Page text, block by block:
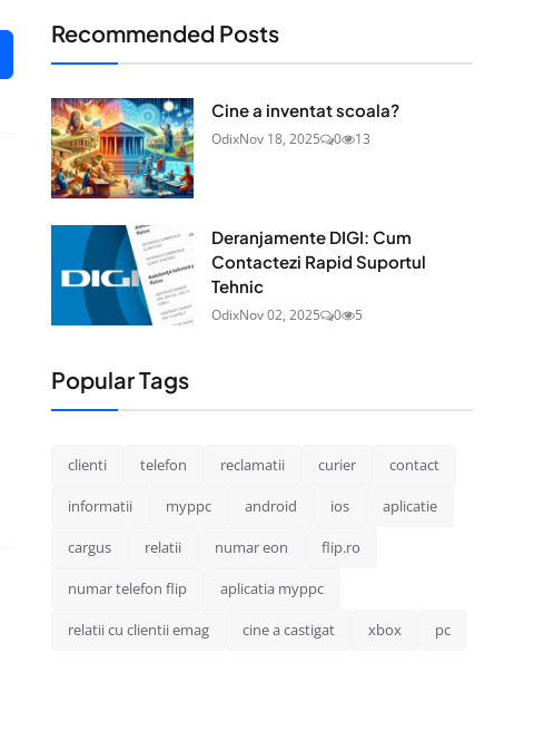
Recommended Posts
Cine a inventat scoala?
OdixNov 18, 2025 0 13
Deranjamente DIGI: Cum
Contactezi Rapid Suportul
Tehnic
OdixNov 02, 2025 0 5
Popular Tags
clienti telefon reclamatii curier contact
informatii myppc android ios aplicatie
cargus relatii numar eon flip.ro
numar telefon flip aplicatia myppc
relatii cu clientii emag cine a castigat xbox pc